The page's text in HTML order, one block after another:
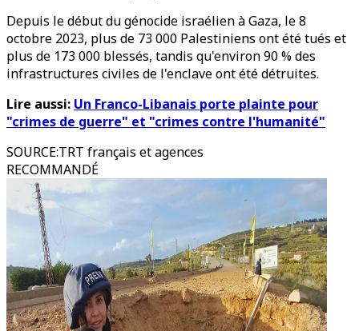
Depuis le début du génocide israélien à Gaza, le 8
octobre 2023, plus de 73 000 Palestiniens ont été tués et
plus de 173 000 blessés, tandis qu'environ 90 % des
infrastructures civiles de l'enclave ont été détruites.
Lire aussi: Un Franco-Libanais porte plainte pour
"crimes de guerre" et "crimes contre l'humanité"
SOURCE:TRT français et agences
RECOMMANDÉ